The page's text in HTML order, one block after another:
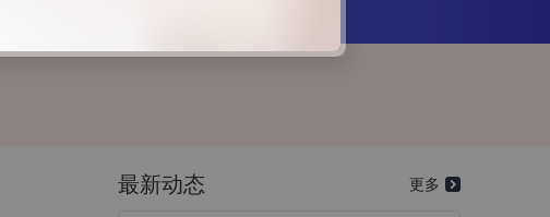
最新动态 更多